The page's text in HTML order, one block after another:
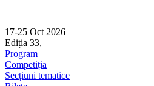
content
17-25 Oct 2026
Ediția 33,
Program
Competiția
Secțiuni tematice